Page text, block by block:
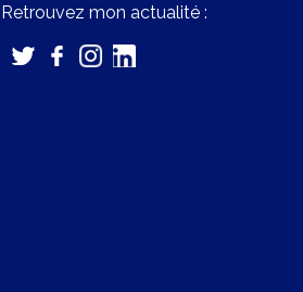
Retrouvez mon actualité :